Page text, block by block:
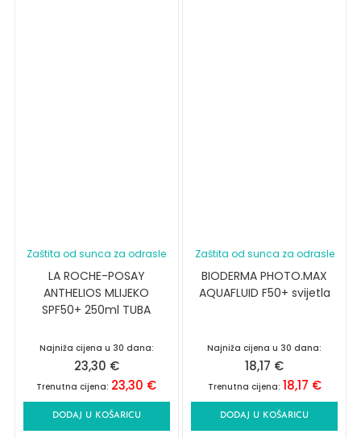
Zaštita od sunca za odrasle
LA ROCHE-POSAY
ANTHELIOS MLIJEKO
SPF50+ 250ml TUBA
Najniža cijena u 30 dana:
23,30 €
Trenutna cijena: 23,30 €
DODAJ U KOŠARICU
Zaštita od sunca za odrasle
BIODERMA PHOTO.MAX
AQUAFLUID F50+ svijetla
Najniža cijena u 30 dana:
18,17 €
Trenutna cijena: 18,17 €
DODAJ U KOŠARICU